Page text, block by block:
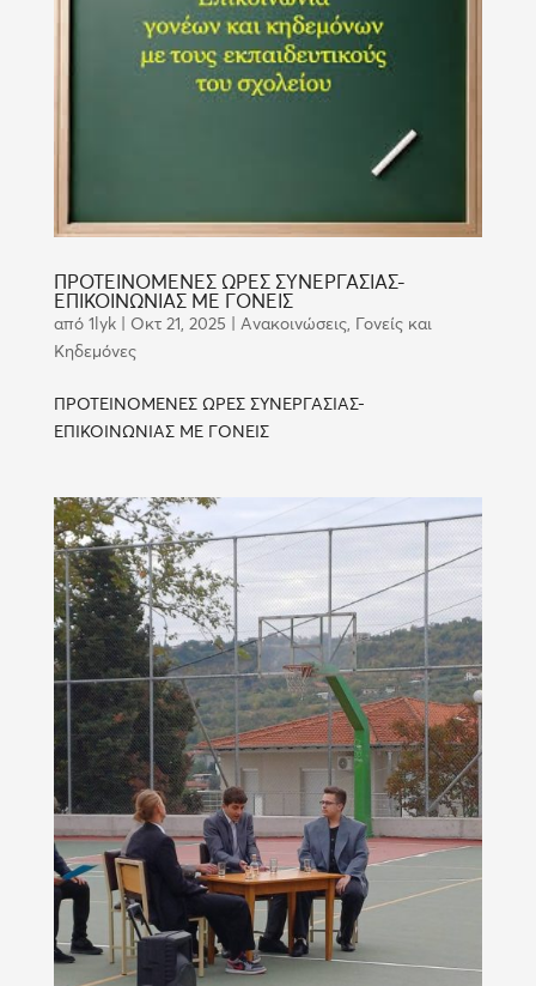
ΠΡΟΤΕΙΝΟΜΕΝΕΣ ΩΡΕΣ ΣΥΝΕΡΓΑΣΙΑΣ-
ΕΠΙΚΟΙΝΩΝΙΑΣ ΜΕ ΓΟΝΕΙΣ
από 1lyk| Οκτ 21, 2025 Ανακοινώσεις,
Γονείς και
Κηδεμόνες
ΠΡΟΤΕΙΝΟΜΕΝΕΣ ΩΡΕΣ ΣΥΝΕΡΓΑΣΙΑΣ-
ΕΠΙΚΟΙΝΩΝΙΑΣ ΜΕ ΓΟΝΕΙΣ